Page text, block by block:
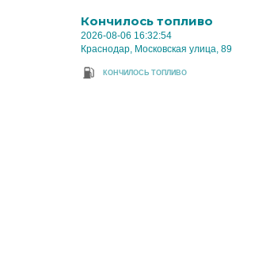
Кончилось топливо
2026-08-06 16:32:54
Краснодар, Московская улица, 89
КОНЧИЛОСЬ ТОПЛИВО